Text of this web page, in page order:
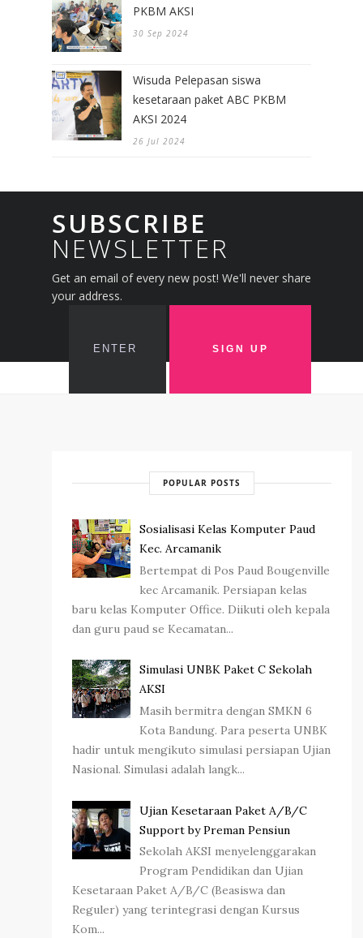
PKBM AKSI
30 Sep 2024
Wisuda Pelepasan siswa
kesetaraan paket ABC PKBM
AKSI 2024
26 Jul 2024
SUBSCRIBE
NEWSLETTER
Get an email of every new post! We'll never share
your address.
POPULAR POSTS
Sosialisasi Kelas Komputer Paud
Kec. Arcamanik
Bertempat di Pos Paud Bougenville
kec Arcamanik. Persiapan kelas
baru kelas Komputer Office. Diikuti oleh kepala
dan guru paud se Kecamatan...
Simulasi UNBK Paket C Sekolah
AKSI
Masih bermitra dengan SMKN 6
Kota Bandung. Para peserta UNBK
hadir untuk mengikuto simulasi persiapan Ujian
Nasional. Simulasi adalah langk...
Ujian Kesetaraan Paket A/B/C
Support by Preman Pensiun
Sekolah AKSI menyelenggarakan
Program Pendidikan dan Ujian
Kesetaraan Paket A/B/C (Beasiswa dan
Reguler) yang terintegrasi dengan Kursus
Kom...